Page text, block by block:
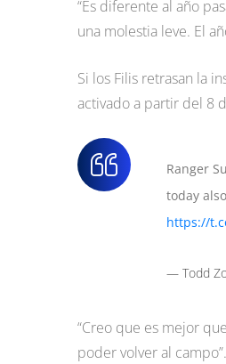
“Es diferente al año
una molestia leve. El
Si los Filis retrasan la
activado a partir del 8
Ranger
today
https://
— Todd
“Creo que es mejor
poder volver al campo”.